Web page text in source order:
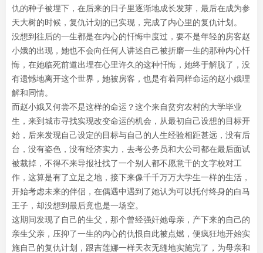
仇的种子被埋下，在后来的日子里逐渐地成长发芽，最后在成为参
天大树的时候，复仇计划的已实现，完成了内心里的复仇计划。
没想到往后的一生都是在内心的忏悔中度过，要不是年轻的房客赵
小娥的出现，她也不会向任何人讲述自己被折磨一生的那种内心忏
悔，在她临死前道出埋在心里许久的这种忏悔，她终于解脱了，没
有遗憾地离开这个世界，她被房客，也是有着同样命运的赵小娥理
解和同情。
而赵小娥又何尝不是这样的命运？这个来自贫穷农村的大学毕业
生，来到城市寻找实现改变命运的机会，从最初自己设想的目标开
始，后来发现自己设定的目标与自己的人生经验相距甚远，没有后
台，没有姿色，没有经济实力，去考公务员和大公司都在最后面试
被裁掉，不得不来导报社找了一个别人都不愿意干的文字校对工
作，这算是有了立足之地，接下来像千千万万大学生一样的生活，
开始考虑未来的伴侣，在偶遇中遇到了她认为可以托付终身的白马
王子，却没想到最后竟也是一场空。
这期间发现了自己的生父，那个曾经强奸她母亲，产下来的自己的
亲生父亲，压抑了一生的内心的仇恨自此被点燃，便疯狂地开始实
施自己的复仇计划，跟吉莲娜一样天衣无缝地实施完了，为母亲和